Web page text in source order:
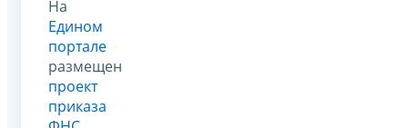
На
Едином
портале
размещен
проект
приказа